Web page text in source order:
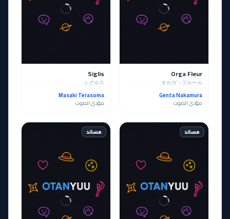
Orga Fleur
オルガ・フルール
Genta Nakamura
مؤدي الصوت
Siglis
シグルス
Masaki Terasoma
مؤدي الصوت
مساند مساند